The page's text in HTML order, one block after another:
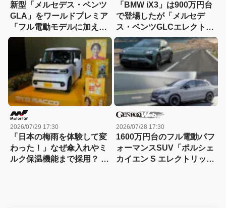
新型「メルセデス・ベンツ
GLA」をワールドプレミア
「フル電動モデルに加えて
ハイブリッドも」【動画】
「BMW iX3」は900万円台
で登場したが「メルセデ
ス・ベンツGLCエレクトリ
ック」はどうなる？
2026/07/29 17:30
「日本の梅雨を体験して変
わった！」なぜ傘入れやミ
ルク保温機能まで採用？ 軽
2026/07/28 17:30
1600万円台のフル電動パフ
ォーマンスSUV「ポルシェ
カイエン S エレクトリッ